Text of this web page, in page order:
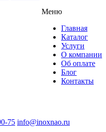
Меню
Главная
Каталог
Услуги
О компании
Об оплате
Блог
Контакты
75 info@inoxnao.ru